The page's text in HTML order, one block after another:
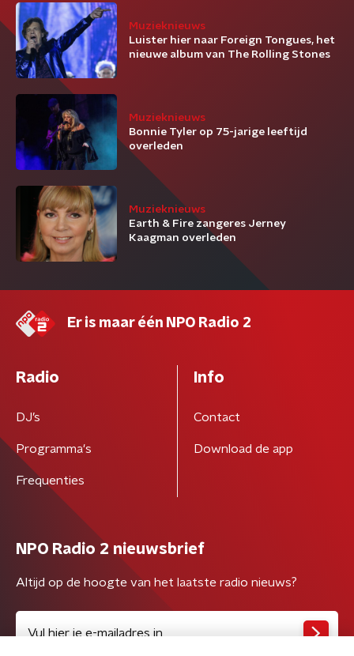
Muzieknieuws
Luister hier naar Foreign Tongues, het
nieuwe album van The Rolling Stones
Muzieknieuws
Bonnie Tyler op 75-jarige leeftijd
overleden
Muzieknieuws
Earth & Fire zangeres Jerney
Kaagman overleden
Er is maar één NPO Radio 2
Radio
DJ’s
Programma's
Frequenties
Info
Contact
Download de app
NPO Radio 2 nieuwsbrief
Altijd op de hoogte van het laatste radio nieuws?